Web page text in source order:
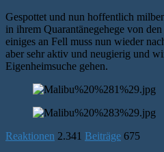
Gespottet und nun hoffentlich
in ihrem Quarantänegehege von
einiges an Fell muss nun wieder
aber sehr aktiv und neugierig und
Eigenheimsuche gehen.
Reaktionen 2.341 Beiträge 675